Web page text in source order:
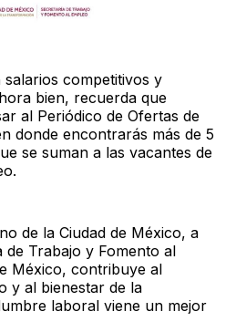
competitivos y
bien, recuerda que
al Periódico de Ofertas de
donde encontrarás más de 5
se suman a las vacantes de
de la Ciudad de México, a
Trabajo y Fomento al
México, contribuye al
y al bienestar de la
laboral viene un mejor